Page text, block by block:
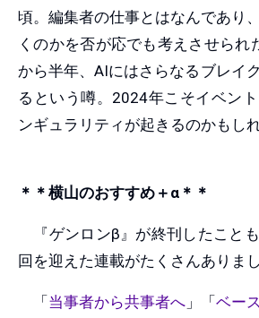
頃。編集者の仕事とはなんであり
くのかを否が応でも考えさせられ
から半年、AIにはさらなるブレイ
るという噂。2024年こそイベン
ンギュラリティが起きるのかもし
＊＊横山のおすすめ＋α＊＊
『ゲンロンβ』が終刊したこと
回を迎えた連載がたくさんありまし
「当事者から共事者へ 」「ベー